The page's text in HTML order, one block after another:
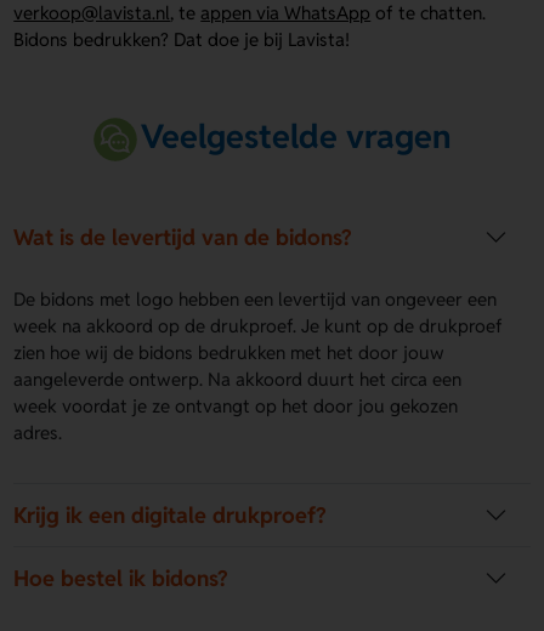
verkoop@lavista.nl, te appen via WhatsApp of te chatten.
Bidons bedrukken? Dat doe je bij Lavista!
Veelgestelde vragen
Wat is de levertijd van de bidons?
De bidons met logo hebben een levertijd van ongeveer een
week na akkoord op de drukproef. Je kunt op de drukproef
zien hoe wij de bidons bedrukken met het door jouw
aangeleverde ontwerp. Na akkoord duurt het circa een
week voordat je ze ontvangt op het door jou gekozen
adres.
Krijg ik een digitale drukproef?
Hoe bestel ik bidons?